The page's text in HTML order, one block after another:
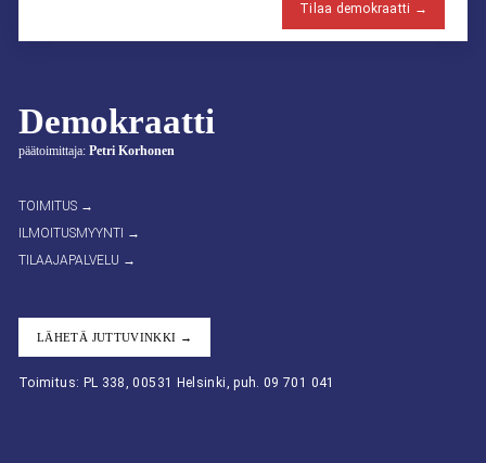
Demokraatti
päätoimittaja: Petri Korhonen
TOIMITUS →
ILMOITUSMYYNTI →
TILAAJAPALVELU →
LÄHETÄ JUTTUVINKKI →
Toimitus: PL 338, 00531 Helsinki, puh. 09 701 041
Tilaa demokraatti →